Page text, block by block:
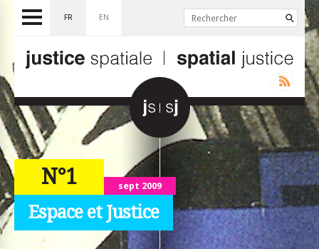
FR EN
sept 2009
N°1
Espace et Justice